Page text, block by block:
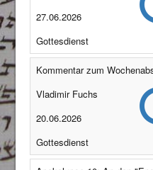
27.06.2026
Gottesdienst
Vladimir Fuchs
20.06.2026
Gottesdienst